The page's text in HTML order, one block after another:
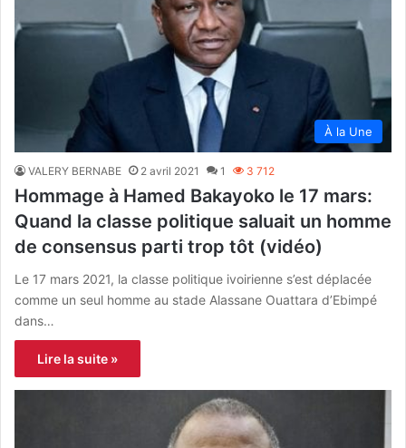
À la Une
VALERY BERNABE 2 avril 2021 1 3 712
Hommage à Hamed Bakayoko le 17 mars:
Quand la classe politique saluait un homme
de consensus parti trop tôt (vidéo)
Le 17 mars 2021, la classe politique ivoirienne s’est déplacée
comme un seul homme au stade Alassane Ouattara d’Ebimpé
dans…
Lire la suite »